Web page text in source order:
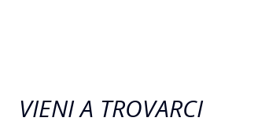
VIENI A TROVARCI